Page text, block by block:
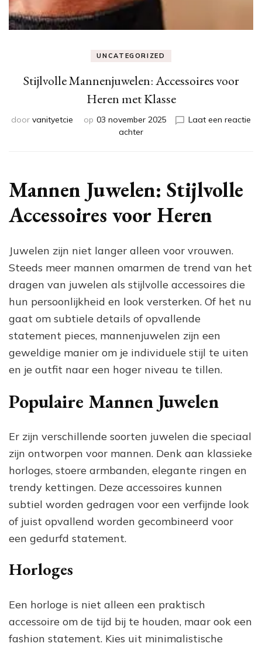
UNCATEGORIZED
Stijlvolle Mannenjuwelen: Accessoires voor
Heren met Klasse
door vanityetcie op 03 november 2025
Laat een reactie
achterop
Heren
Klasse
Mannen Juwelen: Stijlvolle
Accessoires voor Heren
Juwelen zijn niet langer alleen voor vrouwen.
Steeds meer mannen omarmen de trend van het
dragen van juwelen als stijlvolle accessoires die
hun persoonlijkheid en look versterken. Of het nu
gaat om subtiele details of opvallende
statement pieces, mannenjuwelen zijn een
geweldige manier om je individuele stijl te uiten
en je outfit naar een hoger niveau te tillen.
Populaire Mannen Juwelen
Er zijn verschillende soorten juwelen die speciaal
zijn ontworpen voor mannen. Denk aan klassieke
horloges, stoere armbanden, elegante ringen en
trendy kettingen. Deze accessoires kunnen
subtiel worden gedragen voor een verfijnde look
of juist opvallend worden gecombineerd voor
een gedurfd statement.
Horloges
Een horloge is niet alleen een praktisch
accessoire om de tijd bij te houden, maar ook een
fashion statement. Kies uit minimalistische